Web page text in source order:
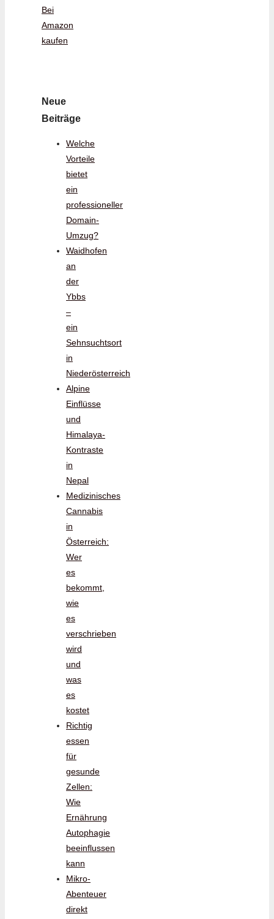
Bei
Amazon
kaufen
Neue
Beiträge
Welche
Vorteile
bietet
ein
professioneller
Domain-
Umzug?
Waidhofen
an
der
Ybbs
–
ein
Sehnsuchtsort
in
Niederösterreich
Alpine
Einflüsse
und
Himalaya-
Kontraste
in
Nepal
Medizinisches
Cannabis
in
Österreich:
Wer
es
bekommt,
wie
es
verschrieben
wird
und
was
es
kostet
Richtig
essen
für
gesunde
Zellen:
Wie
Ernährung
Autophagie
beeinflussen
kann
Mikro-
Abenteuer
direkt